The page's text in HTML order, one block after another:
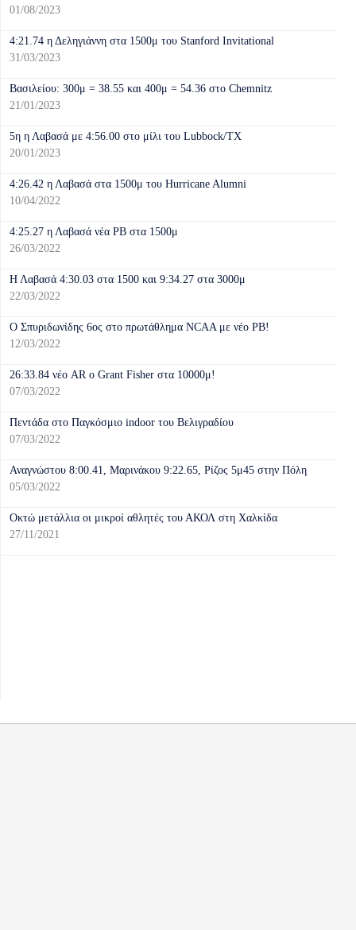
01/08/2023
4:21.74 η Δεληγιάννη στα 1500μ του Stanford Invitational
31/03/2023
Βασιλείου: 300μ = 38.55 και 400μ = 54.36 στο Chemnitz
21/01/2023
5η η Λαβασά με 4:56.00 στο μίλι του Lubbock/TX
20/01/2023
4:26.42 η Λαβασά στα 1500μ του Hurricane Alumni
10/04/2022
4:25.27 η Λαβασά νέα PB στα 1500μ
26/03/2022
Η Λαβασά 4:30.03 στα 1500 και 9:34.27 στα 3000μ
22/03/2022
Ο Σπυριδωνίδης 6ος στο πρωτάθλημα NCAA με νέο PB!
12/03/2022
26:33.84 νέο AR o Grant Fisher στα 10000μ!
07/03/2022
Πεντάδα στο Παγκόσμιο indoor του Βελιγραδίου
07/03/2022
Αναγνώστου 8:00.41, Μαρινάκου 9:22.65, Ρίζος 5μ45 στην Πόλη
05/03/2022
Οκτώ μετάλλια οι μικροί αθλητές του ΑΚΟΛ στη Χαλκίδα
27/11/2021